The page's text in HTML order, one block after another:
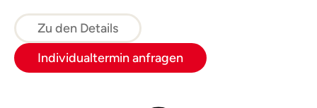
Zu den Details
Individualtermin anfragen